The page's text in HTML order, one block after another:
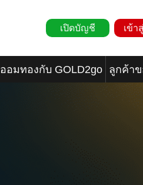
เปิดบัญชี เข้า
ออมทองกับ GOLD2go ลูกค้าข